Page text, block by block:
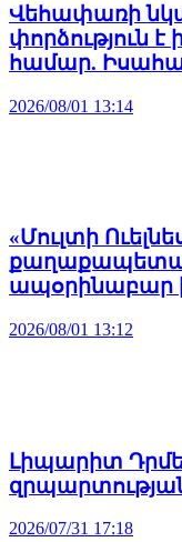
Վեհափառի
փորձություն
համար.
2026/08/01 13:14
«Մուլտի
ապօրինաբար
2026/08/01 13:12
Լիպարիտ
2026/07/31 17:18